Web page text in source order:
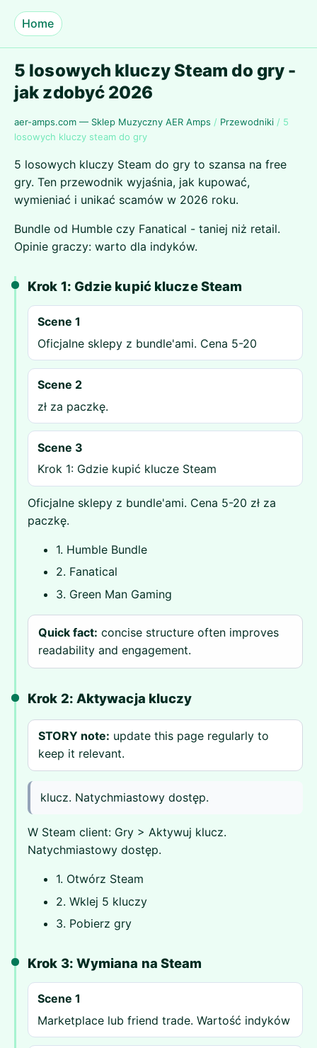
Home
5 losowych kluczy Steam do gry -
jak zdobyć 2026
aer-amps.com — Sklep Muzyczny AER Amps / Przewodniki / 5
losowych kluczy steam do gry
5 losowych kluczy Steam do gry to szansa na free
gry. Ten przewodnik wyjaśnia, jak kupować,
wymieniać i unikać scamów w 2026 roku.
Bundle od Humble czy Fanatical - taniej niż retail.
Opinie graczy: warto dla indyków.
Krok 1: Gdzie kupić klucze Steam
Scene 1
Oficjalne sklepy z bundle'ami. Cena 5-20
Scene 2
zł za paczkę.
Scene 3
Krok 1: Gdzie kupić klucze Steam
Oficjalne sklepy z bundle'ami. Cena 5-20 zł za
paczkę.
1. Humble Bundle
2. Fanatical
3. Green Man Gaming
Quick fact: concise structure often improves
readability and engagement.
Krok 2: Aktywacja kluczy
STORY note: update this page regularly to
keep it relevant.
klucz. Natychmiastowy dostęp.
W Steam client: Gry > Aktywuj klucz.
Natychmiastowy dostęp.
1. Otwórz Steam
2. Wklej 5 kluczy
3. Pobierz gry
Krok 3: Wymiana na Steam
Scene 1
Marketplace lub friend trade. Wartość indyków